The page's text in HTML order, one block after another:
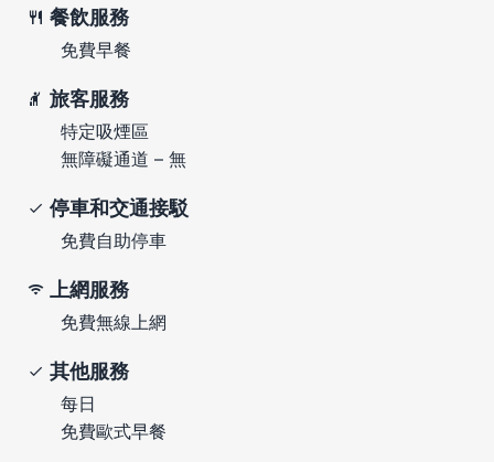
餐飲服務
免費早餐
旅客服務
特定吸煙區
無障礙通道 – 無
停車和交通接駁
免費自助停車
上網服務
免費無線上網
其他服務
每日
免費歐式早餐